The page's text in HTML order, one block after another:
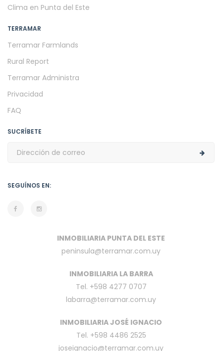
Clima en Punta del Este
TERRAMAR
Terramar Farmlands
Rural Report
Terramar Administra
Privacidad
FAQ
SUCRÍBETE
SEGUÍNOS EN:
INMOBILIARIA PUNTA DEL ESTE
peninsula@terramar.com.uy
INMOBILIARIA LA BARRA
Tel. +598 4277 0707
labarra@terramar.com.uy
INMOBILIARIA JOSÉ IGNACIO
Tel. +598 4486 2525
joseignacio@terramar.com.uy